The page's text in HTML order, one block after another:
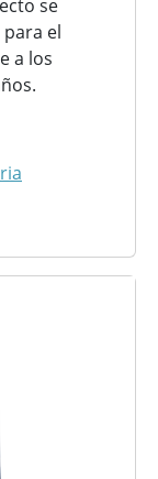
se
el
a los